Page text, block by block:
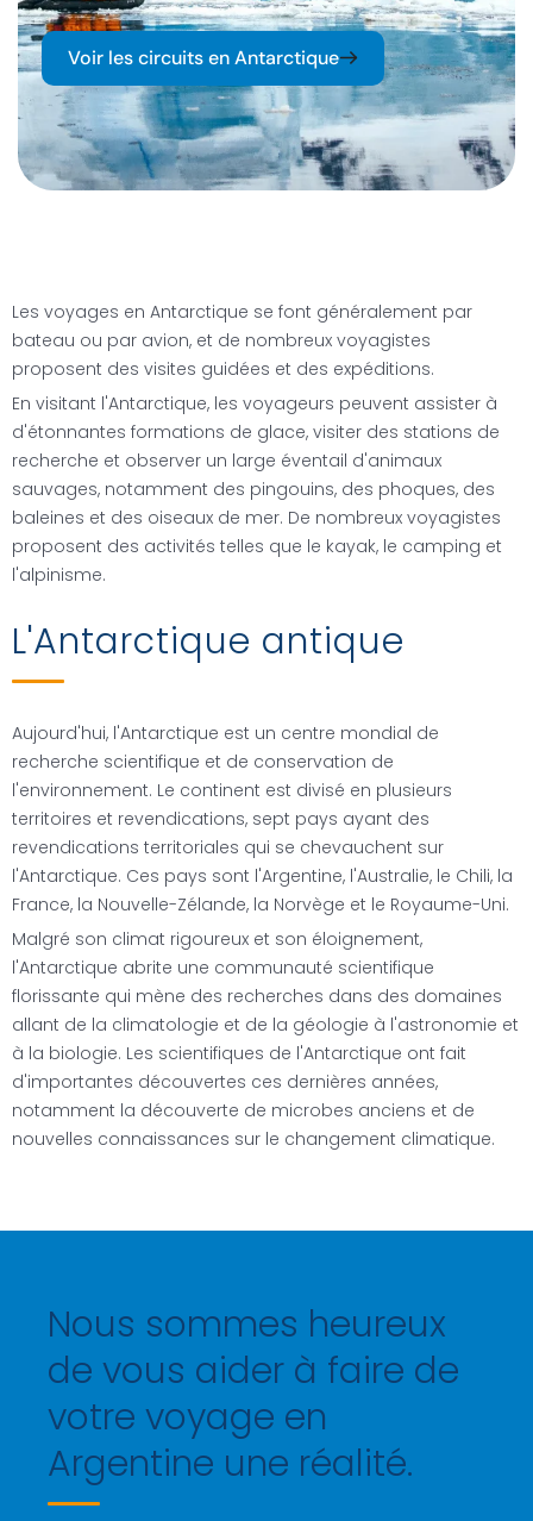
Voir les circuits en Antarctique
Les voyages en Antarctique se font généralement par
bateau ou par avion, et de nombreux voyagistes
proposent des visites guidées et des expéditions.
En visitant l'Antarctique, les voyageurs peuvent assister à
d'étonnantes formations de glace, visiter des stations de
recherche et observer un large éventail d'animaux
sauvages, notamment des pingouins, des phoques, des
baleines et des oiseaux de mer. De nombreux voyagistes
proposent des activités telles que le kayak, le camping et
l'alpinisme.
L'Antarctique antique
Aujourd'hui, l'Antarctique est un centre mondial de
recherche scientifique et de conservation de
l'environnement. Le continent est divisé en plusieurs
territoires et revendications, sept pays ayant des
revendications territoriales qui se chevauchent sur
l'Antarctique. Ces pays sont l'Argentine, l'Australie, le Chili, la
France, la Nouvelle-Zélande, la Norvège et le Royaume-Uni.
Malgré son climat rigoureux et son éloignement,
l'Antarctique abrite une communauté scientifique
florissante qui mène des recherches dans des domaines
allant de la climatologie et de la géologie à l'astronomie et
à la biologie. Les scientifiques de l'Antarctique ont fait
d'importantes découvertes ces dernières années,
notamment la découverte de microbes anciens et de
nouvelles connaissances sur le changement climatique.
Nous sommes heureux
de vous aider à faire de
votre voyage en
Argentine une réalité.